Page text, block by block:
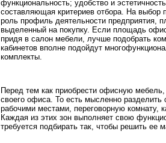
функциональность; удобство и
составляющая критериев отбора. На выбор
роль профиль деятельности предприятия,
выделенный на покупку. Если площадь
придя в салон мебели, лучше подобрать
кабинетов вполне подойдут
комплекты.
Перед тем как приобрести офисную
своего офиса. То есть мысленно
рабочими местами, переговорную комнату,
Каждая из этих зон выполняет свою
требуется подбирать так, чтобы решить ее